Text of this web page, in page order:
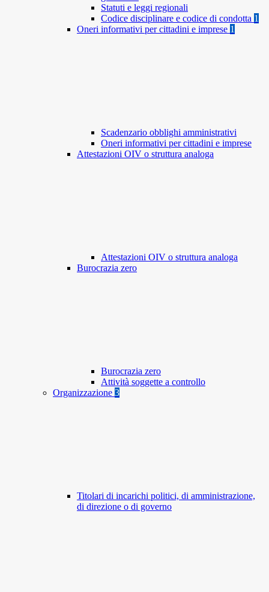
Statuti e leggi regionali
Codice disciplinare e codice di condotta 1
Oneri informativi per cittadini e imprese 1
Scadenzario obblighi amministrativi
Oneri informativi per cittadini e imprese
Attestazioni OIV o struttura analoga
Attestazioni OIV o struttura analoga
Burocrazia zero
Burocrazia zero
Attività soggette a controllo
Organizzazione 3
Titolari di incarichi politici, di amministrazione,
di direzione o di governo